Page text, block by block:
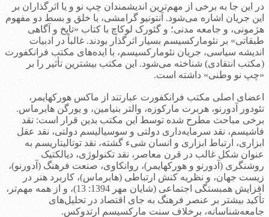
در این جا به برخی از مهم‌ترین اندیشمندان چپ نو و یا اثرگذاران بر
این جریان اشاره می‌شود. آنتونیو گرامشی، با خلق و بسط دو مفهوم
هژمونی، و جامعه مدنی؛ و گئورک لوکاچ با کتاب «تایخ و آگاهی
طبقاتی» بر نئومارکسیسم بسیار اثرگذار بودند. غالباً در ادبیات
اندیشه سیاسی، جریان نئومارکسیسم، با ایده‌های مکتب فرانکفورت
(مکتب انتقادی) شناخته می‌شود. این مکتب بیشترین تأثیر را بر
«چپ نو وطنی» داشته است.
اعضای اصلی مکتب فرانکفورت عبارتند از ماکس هورکهایمر،
تئودور آدورنو، هربرت مارکوزه، والتر بنیامین، و یورگن هابرماس.
برخی مباحث مطرح شده توسط این مکتب بدین قرار است: نقد
فاشیسم، نقد سرمایه‌داری دولتی و سوسیالیسم دولتی، نقد عقل
ابزاری، ارتباط ابزاری و انسان شیء گشته، نقد توتالیتاریسم به
عنوان شکل غالب در قرن معاصر، نقد تکنولوژی، دیالکتیک
روشنگری (آدورنو و هورکهایمر)، روانکاوی، صنعت فرهنگ (آدورنو)،
زیست جهان، و نظریه کنش ارتباطی (هابرماس)، کاربرد هنر در
افزایش همبستگی اجتماعی (شایان مهر 1394: 13)، و از همه مهم‌تر،
تأکید بیشتر بر عنصر فرهنگ به جای اقتصاد در تحلیل‌های
جامعه‌شناسانه، برخلاف سنت مارکسیسم ارتدوکس.